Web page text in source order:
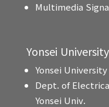
Multimedia
Yonsei University
Yonsei University
Dept. of
Yonsei Univ.